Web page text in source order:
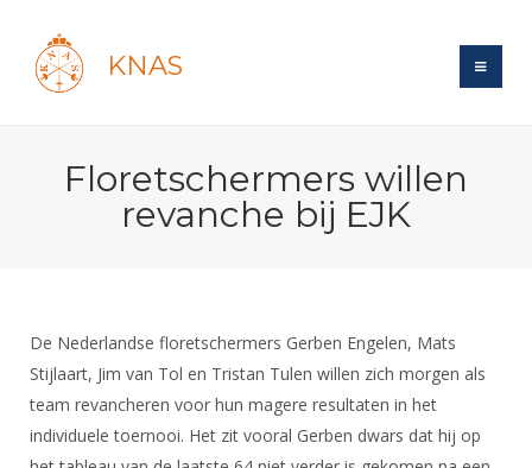
KNAS
Login
Forums
Maandelijks archief
Bond
Reglementen
Ledencijfers
Schermen
Recreatiesport
Veteranen
Lichtzwaardschermen
Wat is topsport
Nieuws
NK's
Informatie
Voor de jeugd
Spreekbeurtpakket
Forums
Forums
Floretschermers willen
revanche bij EJK
De Nederlandse floretschermers Gerben Engelen, Mats
Stijlaart, Jim van Tol en Tristan Tulen willen zich morgen als
team revancheren voor hun magere resultaten in het
individuele toernooi. Het zit vooral Gerben dwars dat hij op